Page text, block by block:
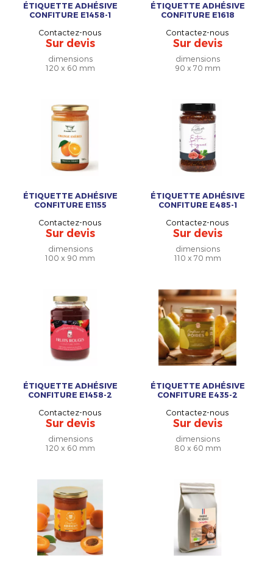
ÉTIQUETTE ADHÉSIVE
CONFITURE E1458-1
Contactez-nous
Sur devis
dimensions
120 x 60 mm
ÉTIQUETTE ADHÉSIVE
CONFITURE E1618
Contactez-nous
Sur devis
dimensions
90 x 70 mm
ÉTIQUETTE ADHÉSIVE
CONFITURE E1155
Contactez-nous
Sur devis
dimensions
100 x 90 mm
ÉTIQUETTE ADHÉSIVE
CONFITURE E485-1
Contactez-nous
Sur devis
dimensions
110 x 70 mm
ÉTIQUETTE ADHÉSIVE
CONFITURE E1458-2
Contactez-nous
Sur devis
dimensions
120 x 60 mm
ÉTIQUETTE ADHÉSIVE
CONFITURE E435-2
Contactez-nous
Sur devis
dimensions
80 x 60 mm